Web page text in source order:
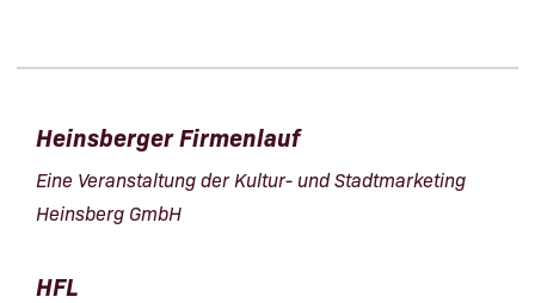
Heinsberger Firmenlauf
Eine Veranstaltung der Kultur- und Stadtmarketing
Heinsberg GmbH
HFL